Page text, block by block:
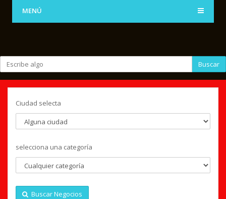
MENÚ
Buscar
Ciudad selecta
selecciona una categoría
Buscar Negocios